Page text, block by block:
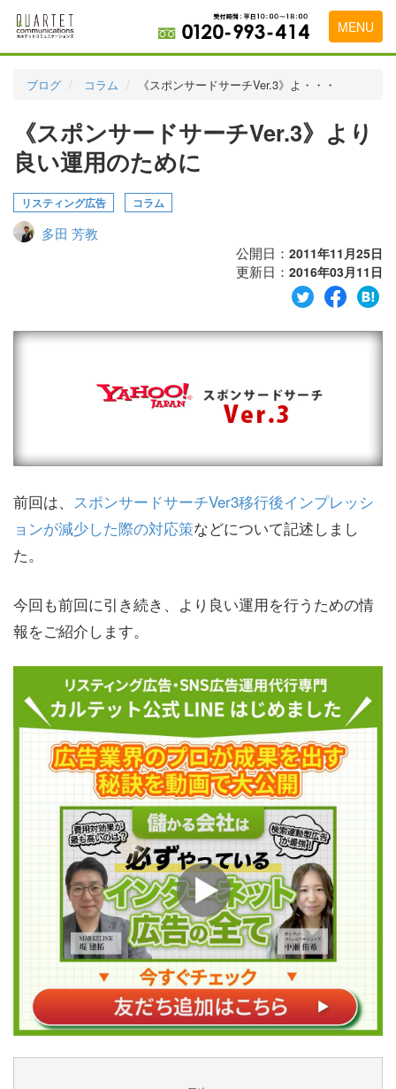
MENU
実績・お客様の声
初めて導入をお考えの方
代理店の乗り換えをお考えの方
ブログ コラム 《スポンサードサーチVer.3》よ・・・
《スポンサードサーチVer.3》より
良い運用のために
リスティング広告 コラム
多田 芳教
公開日： 2011年11月25日
更新日： 2016年03月11日
前回は、 スポンサードサーチVer3移行後インプレッシ
ョンが減少した際の対応策などについて記述しまし
た。
今回も前回に引き続き、より良い運用を行うための情
報をご紹介します。